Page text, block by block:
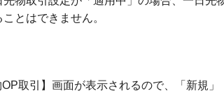
ことはできません。
OP取引】画面が表示されるので、「新規」